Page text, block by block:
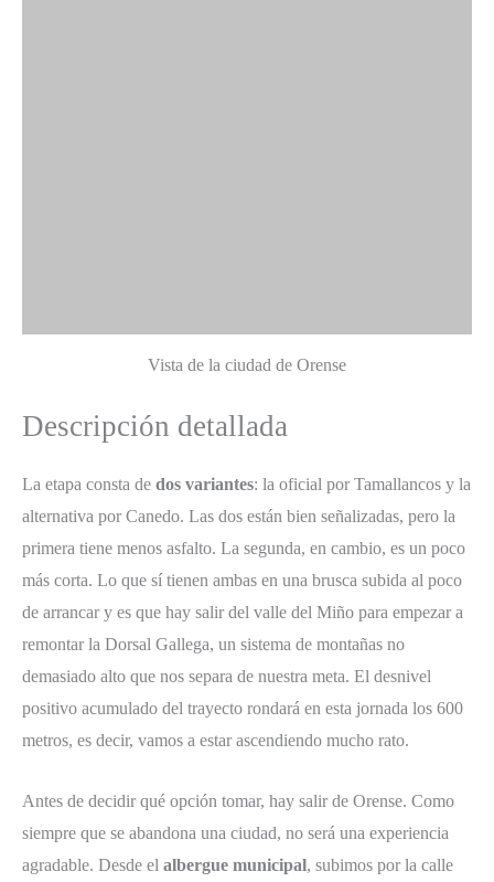
Vista de la ciudad de Orense
Descripción detallada
La etapa consta de dos variantes: la oficial por Tamallancos y la
alternativa por Canedo. Las dos están bien señalizadas, pero la
primera tiene menos asfalto. La segunda, en cambio, es un poco
más corta. Lo que sí tienen ambas en una brusca subida al poco
de arrancar y es que hay salir del valle del Miño para empezar a
remontar la Dorsal Gallega, un sistema de montañas no
demasiado alto que nos separa de nuestra meta. El desnivel
positivo acumulado del trayecto rondará en esta jornada los 600
metros, es decir, vamos a estar ascendiendo mucho rato.
Antes de decidir qué opción tomar, hay salir de Orense. Como
siempre que se abandona una ciudad, no será una experiencia
agradable. Desde el albergue municipal, subimos por la calle